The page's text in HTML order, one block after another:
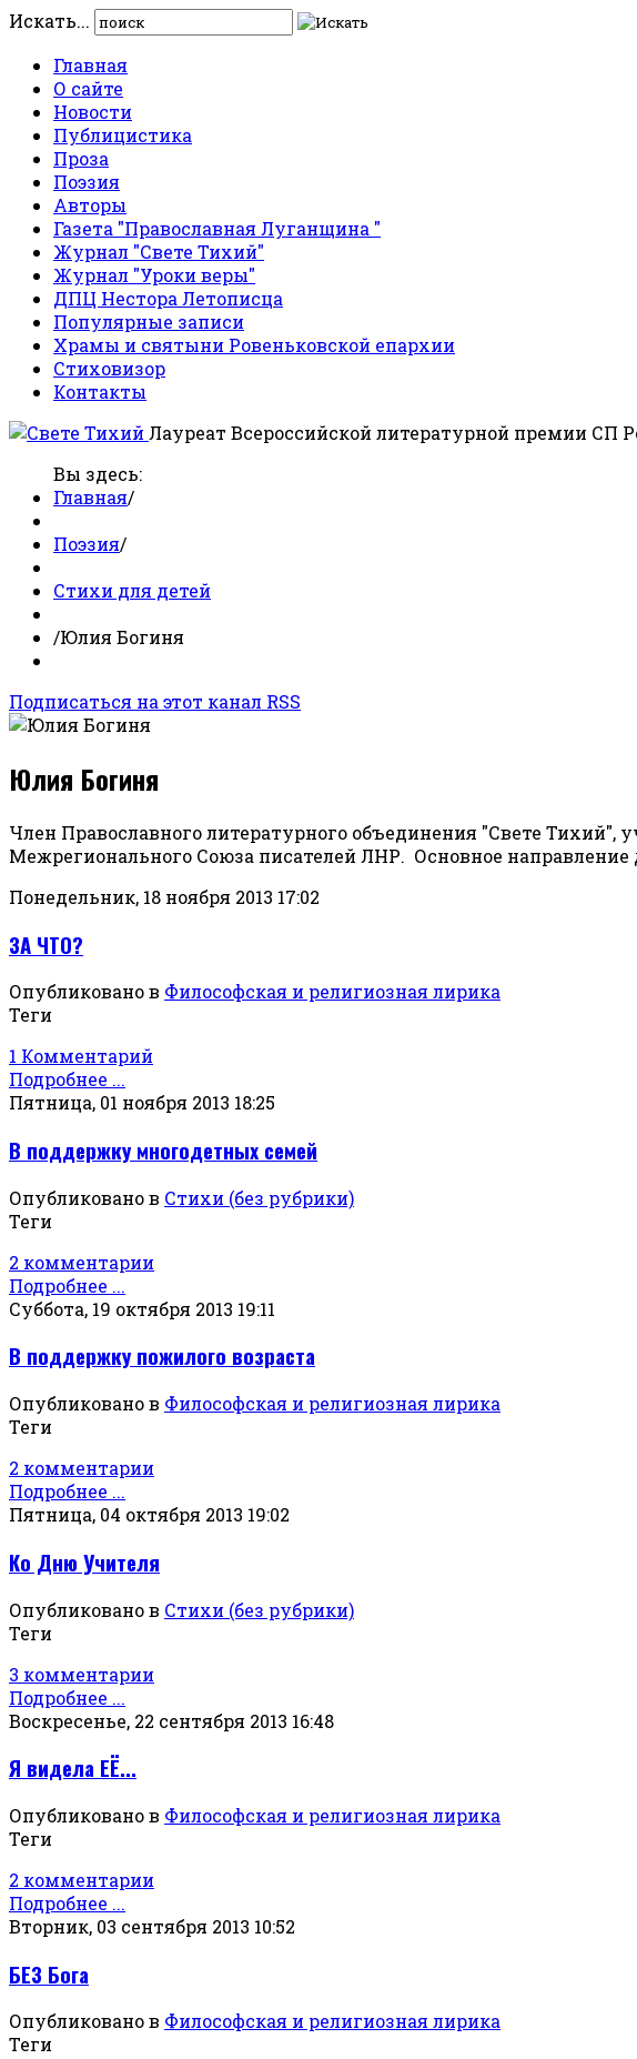
Искать...
Главная
О сайте
Новости
Публицистика
Проза
Поэзия
Авторы
Газета "Православная Луганщина "
Журнал "Свете Тихий"
Журнал "Уроки веры"
ДПЦ Нестора Летописца
Популярные записи
Храмы и святыни Ровеньковской епархии
Стиховизор
Контакты
Лауреат Всероссийской литературной премии СП
Вы здесь:
Главная/
Поэзия/
Стихи для детей
/Юлия Богиня
Подписаться на этот канал RSS
Юлия Богиня
Член Православного литературного объединения "Свете
Межрегионального Союза писателей ЛНР. Основное
Понедельник, 18 ноября 2013 17:02
ЗА ЧТО?
Опубликовано в Философская и религиозная лирика
Теги
1 Комментарий
Подробнее ...
Пятница, 01 ноября 2013 18:25
В поддержку многодетных семей
Опубликовано в Стихи (без рубрики)
Теги
2 комментарии
Подробнее ...
Суббота, 19 октября 2013 19:11
В поддержку пожилого возраста
Опубликовано в Философская и религиозная лирика
Теги
2 комментарии
Подробнее ...
Пятница, 04 октября 2013 19:02
Ко Дню Учителя
Опубликовано в Стихи (без рубрики)
Теги
3 комментарии
Подробнее ...
Воскресенье, 22 сентября 2013 16:48
Я видела ЕЁ...
Опубликовано в Философская и религиозная лирика
Теги
2 комментарии
Подробнее ...
Вторник, 03 сентября 2013 10:52
БЕЗ Бога
Опубликовано в Философская и религиозная лирика
Теги